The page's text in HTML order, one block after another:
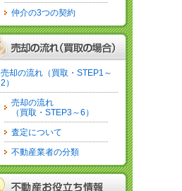
仲介の3つの契約
売却の流れ（買取・STEP1～
2）
売却の流れ
（買取・STEP3～6）
査定について
不動産業者の分類